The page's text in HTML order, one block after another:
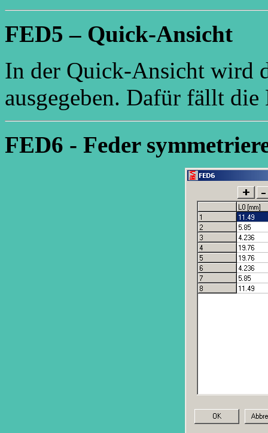
FED5 – Quick-Ansicht
In der Quick-Ansicht wird
ausgegeben. Dafür fällt
FED6 - Feder